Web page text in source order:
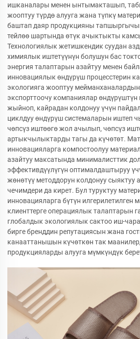
ишканалары менен ынтымакташып,
жооптуу түрдө алууга жана түпкү
баштап даяр продукцияны
тейлөө шартында өтүк ачыктыкты
Технологиялык жетишкендик суудан
химиялык иштетүүнүн болушун бас
энергия талаптарын азайтуу менен
инновациялык өндүрүш процесстерин
экологияга жооптуу
экспорттоочу компаниялар
жыйноп, кайрадан колдонуу үчүн
циклдуу өндүрүш системаларын иштеп
чөпсүз иштөөгө жол ачылып, чөпсүз
артыкчылыктарды тагы да күчөтөт.
инновацияларга компостоолуу
азайтуу максатында минималисттик
эффективдүүлүгүн оптималдаштыруу
жөнөтүү методдорун колдонуу сыяктуу
чечимдери да кирет. Бул туруктуу
инновацияларга бүтүн илгерилетилген
клиенттерге операциялык талаптарын
глобалдык экологиялык сактоо иш-
бирге бренддин репутациясын жана
канааттанышын күчөткөн так
продукцияларды алууга мүмкүндүк